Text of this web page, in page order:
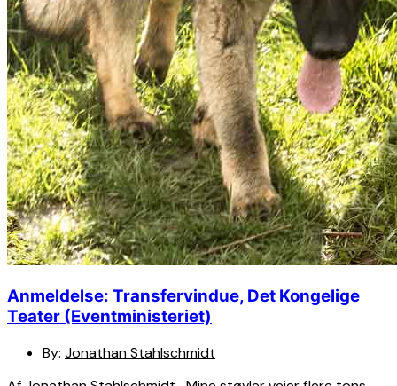
Anmeldelse: Transfervindue, Det Kongelige
Teater (Eventministeriet)
By: Jonathan Stahlschmidt